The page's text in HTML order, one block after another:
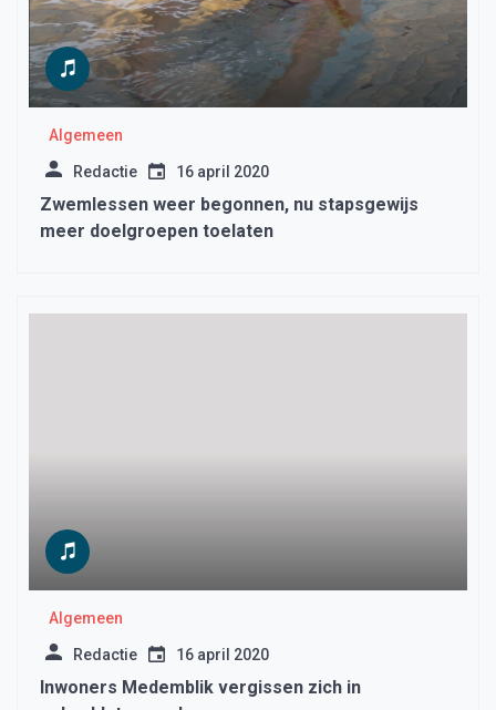
Algemeen
Redactie 16 april 2020
Zwemlessen weer begonnen, nu stapsgewijs
meer doelgroepen toelaten
Algemeen
Redactie 16 april 2020
Inwoners Medemblik vergissen zich in